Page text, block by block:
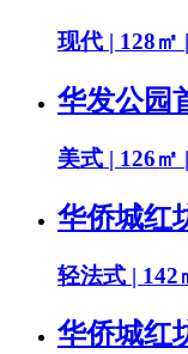
现代 | 128㎡
华发公园
美式 | 126㎡
华侨城红
轻法式 | 142
华侨城红